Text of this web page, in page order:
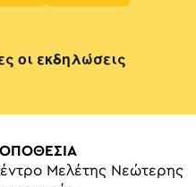
οι εκδηλώσεις
Μελέτης Νεώτερης